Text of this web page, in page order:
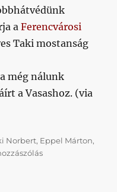
aFerencvárosi
Taki mostanság
még nálunk
a Vasashoz. (via
Norbert, Eppel Márton,
Napikispest